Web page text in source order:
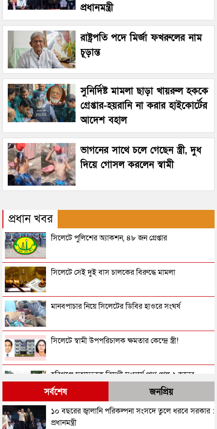
প্রধানমন্ত্রী
রাষ্ট্রপতি পদে মির্জা ফখরুলের নাম
চূড়ান্ত
সুনির্দিষ্ট মামলা ছাড়া খায়রুল হককে
গ্রেপ্তার-হয়রানি না করার হাইকোর্টের
আদেশ বহাল
ভাগনের সাথে চলে গেছেন স্ত্রী, দুধ
দিয়ে গোসল করলেন স্বামী
প্রধান খবর
সিলেটে পুলিশের অ্যাকশন, ৪৮ জন গ্রেপ্তার
সিলেটে সেই দুই বাস চালকের বিরুদ্ধে মামলা
মানবপাচার নিয়ে সিলেটের ডিবির হাওরে সংঘর্ষ
সিলেটে স্বামী উপপরিচালক ক্ষমতার কেন্দ্রে স্ত্রী!
হবিগঞ্জে মহাসড়কে ত্রিমুখী সংঘর্ষে প্রাণ গেল ২ জনের
সিলেটে বিদ্যুৎস্পৃষ্টে প্রাণ গেল সিসিক কর্মীর
সর্বশেষ জনপ্রিয়
১০ বছরের জ্বালানি পরিকল্পনা সংসদে তুলে ধরবে সরকার :
প্রধানমন্ত্রী